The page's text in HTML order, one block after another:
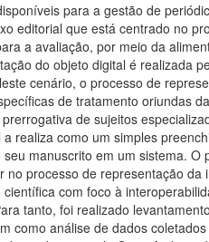
para a gestão de
editorial que está centrado no
a avaliação, por meio da
do objeto digital é realizada
cenário, o processo de
de tratamento oriundas
de sujeitos
realiza como um simples
manuscrito em um sistema. O
no processo de representação da
científica com foco à
tanto, foi realizado
como análise de dados